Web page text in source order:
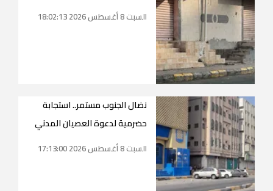
السبت 8 أغسطس 2026 18:02:13
نضال الجنوب مستمر.. استجابة
حضرمية لدعوة العصيان المدني
السبت 8 أغسطس 2026 17:13:00